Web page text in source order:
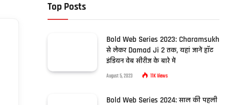
Top Posts
Bold Web Series 2023: Charamsukh
से लेकर Damad Ji 2 तक, यहां जानें हॉट
इंडियन वेब सीरीज के बारे में
August 5, 2023 11KViews
Bold Web Series 2024: साल की पहली